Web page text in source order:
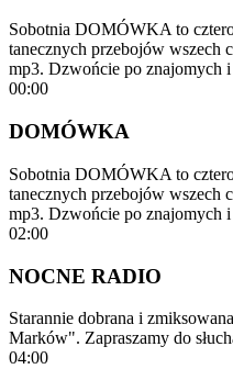
Sobotnia DOMÓWKA to
tanecznych przebojów wszech
mp3. Dzwońcie po znajomych
00:00
DOMÓWKA
Sobotnia DOMÓWKA to
tanecznych przebojów wszech
mp3. Dzwońcie po znajomych
02:00
NOCNE RADIO
Starannie dobrana i
Marków". Zapraszamy do
04:00